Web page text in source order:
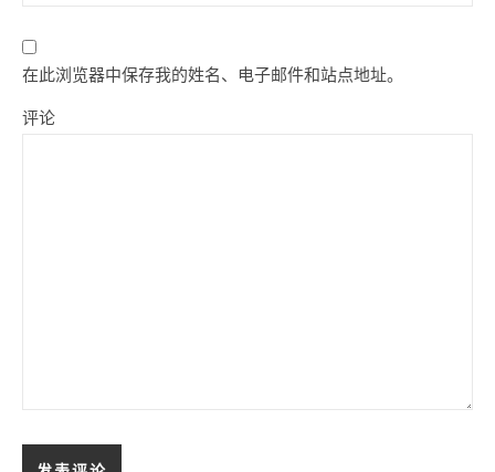
在此浏览器中保存我的姓名、电子邮件和站点地址。
评论